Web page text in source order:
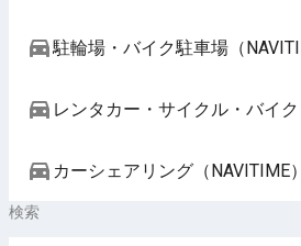
駐輪場・バイク駐車場（
レンタカー・サイクル・バイク
カーシェアリング（NAVITIME）
検索